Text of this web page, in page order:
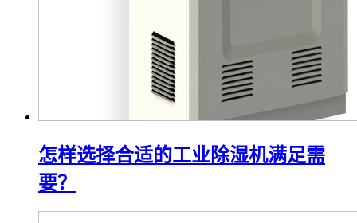
怎样选择合适的工业除湿机满足需
要？